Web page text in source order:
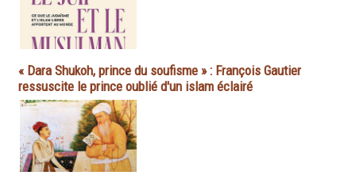
« Dara Shukoh, prince du soufisme » : François Gautier
ressuscite le prince oublié d'un islam éclairé